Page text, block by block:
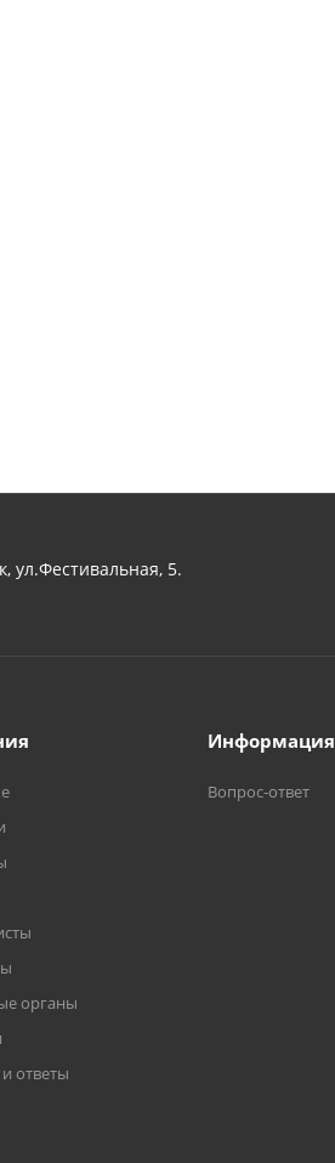
ул.Фестивальная, 5.
органы
ответы
Информация
Вопрос-ответ